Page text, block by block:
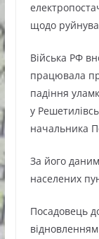
щодо
Війська РФ
працювала
падіння
у
начальника
За його
населених
Посадовець